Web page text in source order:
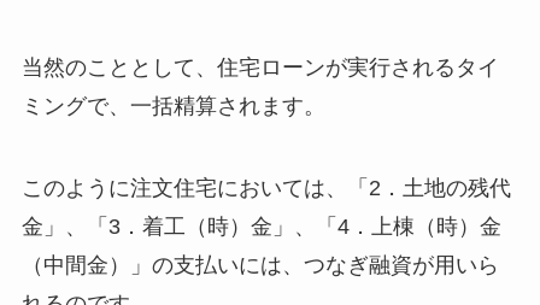
当然のこととして、住宅ローンが実行されるタイ
ミングで、一括精算されます。
このように注文住宅においては、「2．土地の残代
金」、「3．着工（時）金」、「4．上棟（時）金
（中間金）」の支払いには、つなぎ融資が用いら